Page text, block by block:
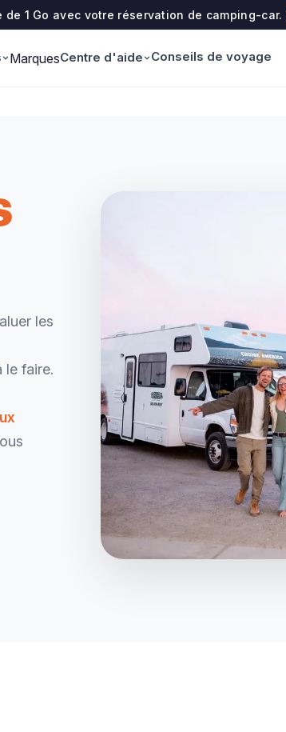
1 Go avec votre réservation de camping-car.
MarquesCentre d'aide Conseils de voyage
les
le faire.